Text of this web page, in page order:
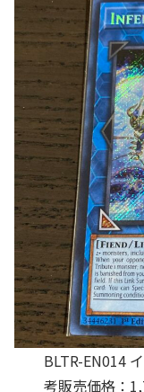
BLTR-EN014
考販売価格：